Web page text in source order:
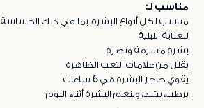
مناسب لـ:
مناسب لكل أنواع البشرة، بما في ذلك الحساسة
للعناية الليلية
بشرة مشرقة ونضرة
يقلل من علامات التعب الظاهرة
يقوي حاجز البشرة في 6 ساعات
يرطب، يشد، وينعم البشرة أثناء النوم